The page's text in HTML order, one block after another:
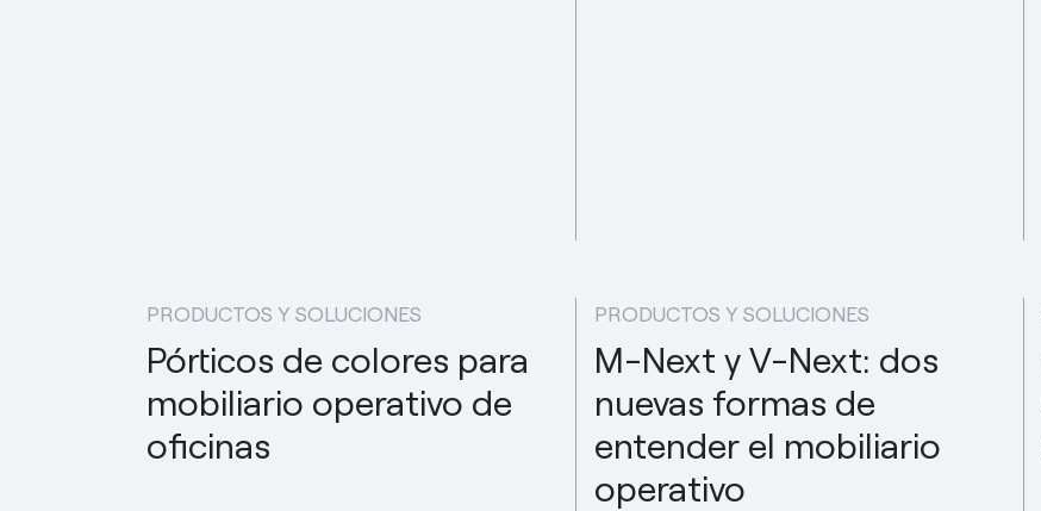
PRODUCTOS Y SOLUCIONES
Pórticos de colores para
mobiliario operativo de
oficinas
PRODUCTOS Y SOLUCIONES
M-Next y V-Next: dos
nuevas formas de
entender el mobiliario
operativo